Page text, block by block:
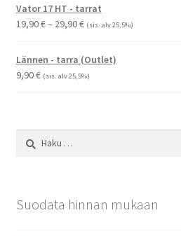
Vator 17 HT - tarrat
19,90€– 29,90€Hintaluokka:
-
29,90 €
(sis. alv 25,5%)
Lännen - tarra (Outlet)
9,90€ (sis. alv 25,5%)
Suodata hinnan mukaan